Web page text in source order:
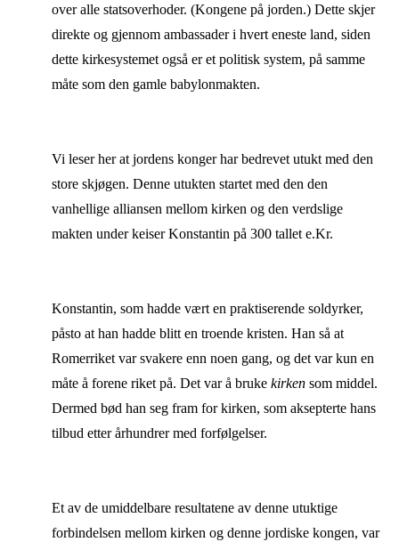
over alle statsoverhoder. (Kongene på jorden.) Dette skjer
direkte og gjennom ambassader i hvert eneste land, siden
dette kirkesystemet også er et politisk system, på samme
måte som den gamle babylonmakten.
Vi leser her at jordens konger har bedrevet utukt med den
store skjøgen. Denne utukten startet med den den
vanhellige alliansen mellom kirken og den verdslige
makten under keiser Konstantin på 300 tallet e.Kr.
Konstantin, som hadde vært en praktiserende soldyrker,
påsto at han hadde blitt en troende kristen. Han så at
Romerriket var svakere enn noen gang, og det var kun en
måte å forene riket på. Det var å bruke kirkensom middel.
Dermed bød han seg fram for kirken, som aksepterte hans
tilbud etter århundrer med forfølgelser.
Et av de umiddelbare resultatene av denne utuktige
forbindelsen mellom kirken og denne jordiske kongen, var